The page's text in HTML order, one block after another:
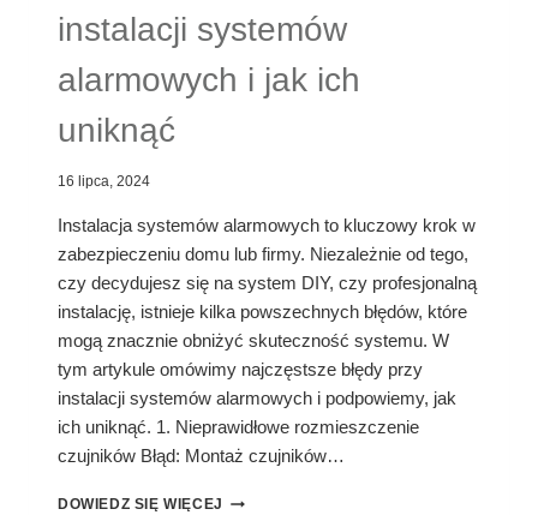
instalacji systemów
alarmowych i jak ich
uniknąć
16 lipca, 2024
Instalacja systemów alarmowych to kluczowy krok w
zabezpieczeniu domu lub firmy. Niezależnie od tego,
czy decydujesz się na system DIY, czy profesjonalną
instalację, istnieje kilka powszechnych błędów, które
mogą znacznie obniżyć skuteczność systemu. W
tym artykule omówimy najczęstsze błędy przy
instalacji systemów alarmowych i podpowiemy, jak
ich uniknąć. 1. Nieprawidłowe rozmieszczenie
czujników Błąd: Montaż czujników…
DOWIEDZ SIĘ WIĘCEJ NAJCZĘSTSZE